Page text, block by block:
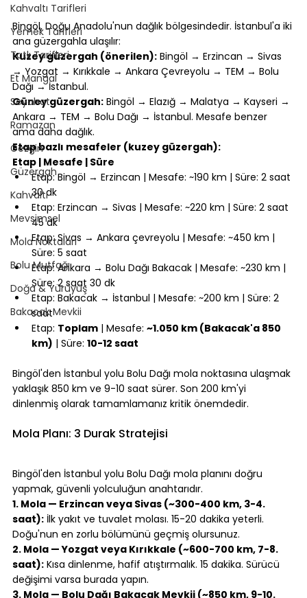
Kahvaltı Tarifleri
Yemek Tarifleri
Tatlı Tarifleri
Et Mangal
Seyahat
Ramazan
Gezgin
Güzergah
Kahvaltı
Mevsimsel
Mola Noktaları
Bolu Mutfağı
Doğa & Yürüyüş
Bakacak Mevkii
⠀
Bingöl, Doğu Anadolu'nun dağlık bölgesindedir. İstanbul'a iki
ana güzergahla ulaşılır:
Kuzey güzergah (önerilen): Bingöl → Erzincan → Sivas
→ Yozgat → Kırıkkale → Ankara Çevreyolu → TEM → Bolu
Dağı → İstanbul.
Güney güzergah: Bingöl → Elazığ → Malatya → Kayseri →
Ankara → TEM → Bolu Dağı → İstanbul. Mesafe benzer
ama daha dağlık.
Etap bazlı mesafeler (kuzey güzergah):
Etap | Mesafe | Süre
Etap: Bingöl → Erzincan | Mesafe: ~190 km | Süre: 2 saat
30 dk
Etap: Erzincan → Sivas | Mesafe: ~220 km | Süre: 2 saat
45 dk
Etap: Sivas → Ankara çevreyolu | Mesafe: ~450 km |
Süre: 5 saat
Etap: Ankara → Bolu Dağı Bakacak | Mesafe: ~230 km |
Süre: 2 saat 30 dk
Etap: Bakacak → İstanbul | Mesafe: ~200 km | Süre: 2
saat
Etap: Toplam | Mesafe: ~1.050 km (Bakacak'a 850
km) | Süre: 10-12 saat
Bingöl'den İstanbul yolu Bolu Dağı mola noktasına ulaşmak
yaklaşık 850 km ve 9-10 saat sürer. Son 200 km'yi
dinlenmiş olarak tamamlamanız kritik önemdedir.
Mola Planı: 3 Durak Stratejisi
Bingöl'den İstanbul yolu Bolu Dağı mola planını doğru
yapmak, güvenli yolculuğun anahtarıdır.
1. Mola — Erzincan veya Sivas (~300-400 km, 3-4.
saat): İlk yakıt ve tuvalet molası. 15-20 dakika yeterli.
Doğu'nun en zorlu bölümünü geçmiş olursunuz.
2. Mola — Yozgat veya Kırıkkale (~600-700 km, 7-8.
saat): Kısa dinlenme, hafif atıştırmalık. 15 dakika. Sürücü
değişimi varsa burada yapın.
3. Mola — Bolu Dağı Bakacak Mevkii (~850 km, 9-10.